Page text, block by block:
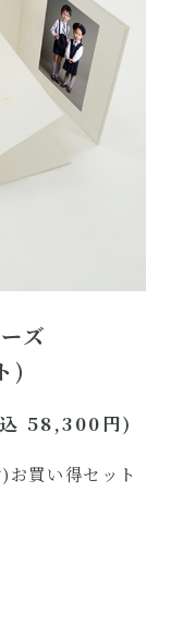
ズ
)
58,300円)
買い得セット